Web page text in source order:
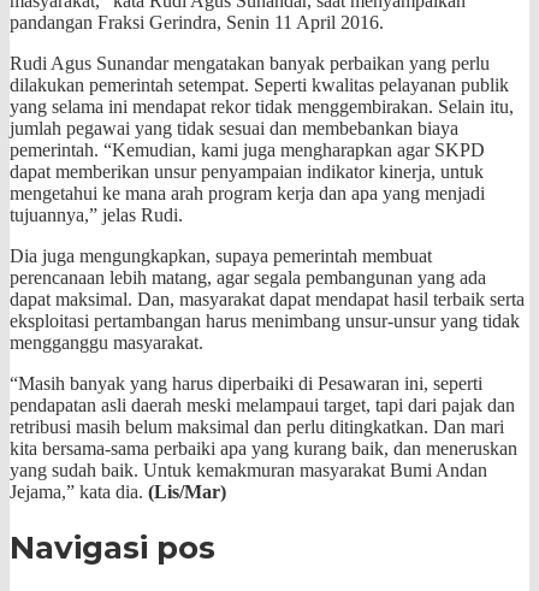
pandangan Fraksi Gerindra, Senin 11 April 2016.
Rudi Agus Sunandar mengatakan banyak perbaikan yang perlu
dilakukan pemerintah setempat. Seperti kwalitas pelayanan publik
yang selama ini mendapat rekor tidak menggembirakan. Selain itu,
jumlah pegawai yang tidak sesuai dan membebankan biaya
pemerintah. “Kemudian, kami juga mengharapkan agar SKPD
dapat memberikan unsur penyampaian indikator kinerja, untuk
mengetahui ke mana arah program kerja dan apa yang menjadi
tujuannya,” jelas Rudi.
Dia juga mengungkapkan, supaya pemerintah membuat
perencanaan lebih matang, agar segala pembangunan yang ada
dapat maksimal. Dan, masyarakat dapat mendapat hasil terbaik serta
eksploitasi pertambangan harus menimbang unsur-unsur yang tidak
mengganggu masyarakat.
“Masih banyak yang harus diperbaiki di Pesawaran ini, seperti
pendapatan asli daerah meski melampaui target, tapi dari pajak dan
retribusi masih belum maksimal dan perlu ditingkatkan. Dan mari
kita bersama-sama perbaiki apa yang kurang baik, dan meneruskan
yang sudah baik. Untuk kemakmuran masyarakat Bumi Andan
Jejama,” kata dia. (Lis/Mar)
Navigasi pos